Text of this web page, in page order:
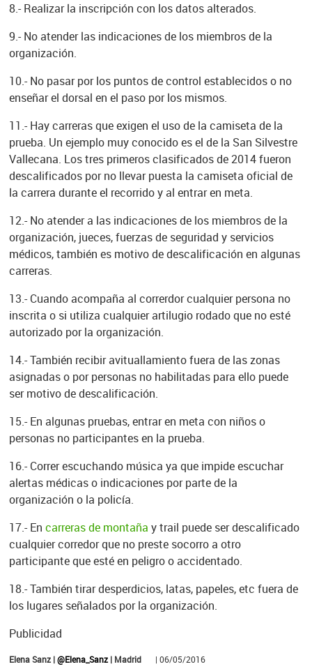
8.- Realizar la inscripción con los datos alterados.
9.- No atender las indicaciones de los miembros de la
organización.
10.- No pasar por los puntos de control establecidos o no
enseñar el dorsal en el paso por los mismos.
11.- Hay carreras que exigen el uso de la camiseta de la
prueba. Un ejemplo muy conocido es el de la San Silvestre
Vallecana. Los tres primeros clasificados de 2014 fueron
descalificados por no llevar puesta la camiseta oficial de
la carrera durante el recorrido y al entrar en meta.
12.- No atender a las indicaciones de los miembros de la
organización, jueces, fuerzas de seguridad y servicios
médicos, también es motivo de descalificación en algunas
carreras.
13.- Cuando acompaña al correrdor cualquier persona no
inscrita o si utiliza cualquier artilugio rodado que no esté
autorizado por la organización.
14.- También recibir avituallamiento fuera de las zonas
asignadas o por personas no habilitadas para ello puede
ser motivo de descalificación.
15.- En algunas pruebas, entrar en meta con niños o
personas no participantes en la prueba.
16.- Correr escuchando música ya que impide escuchar
alertas médicas o indicaciones por parte de la
organización o la policía.
17.- En carreras de montaña y trail puede ser descalificado
cualquier corredor que no preste socorro a otro
participante que esté en peligro o accidentado.
18.- También tirar desperdicios, latas, papeles, etc fuera de
los lugares señalados por la organización.
Publicidad
Elena Sanz |@Elena_Sanz| Madrid | 06/05/2016